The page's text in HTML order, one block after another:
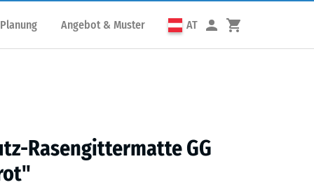
Angebot & Muster AT
Rasengittermatte GG